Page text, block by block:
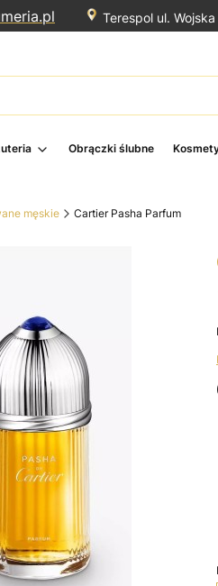
Terespol ul.
Obrączki ślubne
męskie Cartier Pasha Parfum